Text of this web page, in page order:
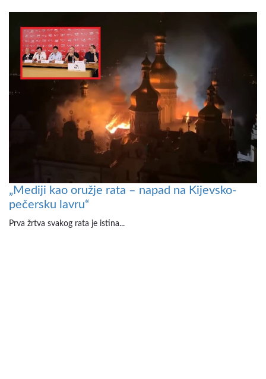
„Mediji kao oružje rata – napad na Kijevsko-
pečersku lavru“
Prva žrtva svakog rata je istina...